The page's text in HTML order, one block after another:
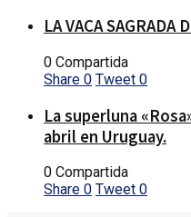
LA VACA SAGRADA
0 Compartida
Share 0 Tweet 0
La superluna
abril en Uruguay.
0 Compartida
Share 0 Tweet 0